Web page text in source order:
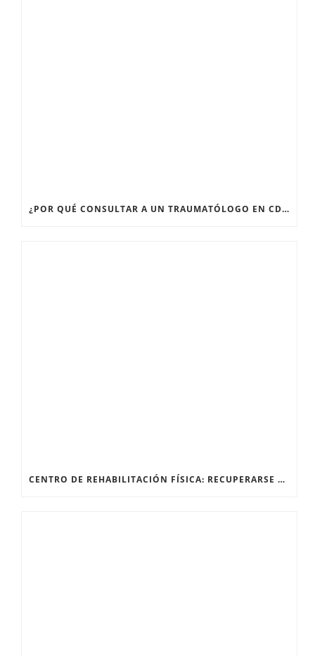
¿POR QUÉ CONSULTAR A UN TRAUMATÓLOGO EN CDMX CUANDO TENGO DOLOR ARTICULAR PERSISTENTE?
CENTRO DE REHABILITACIÓN FÍSICA: RECUPERARSE DESPUÉS DE UNA FRACTURA